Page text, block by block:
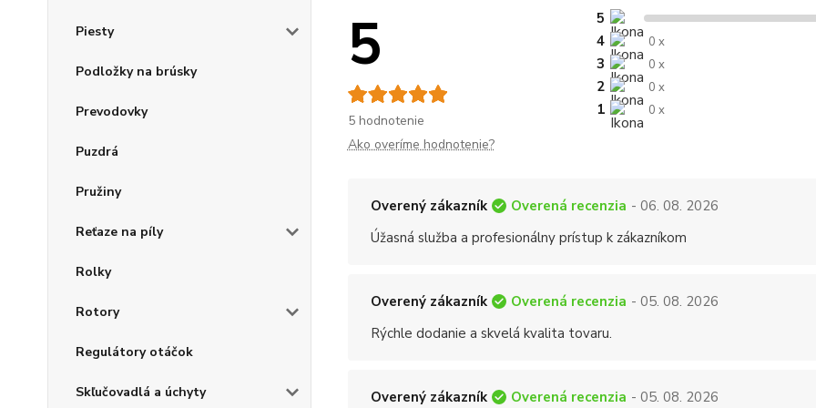
Piesty
Podložky na brúsky
Prevodovky
Puzdrá
Pružiny
Reťaze na píly
Rolky
Rotory
Regulátory otáčok
Skľučovadlá a úchyty
5
5 hodnotenie
5
4
0 x
3 0 x
2 0 x
1 0 x
Ako overíme hodnotenie?
Overený zákazník Overená recenzia - 06. 08. 2026
Úžasná služba a profesionálny prístup k zákazníkom
Overený zákazník Overená recenzia - 05. 08. 2026
Rýchle dodanie a skvelá kvalita tovaru.
Overený zákazník Overená recenzia - 05. 08. 2026